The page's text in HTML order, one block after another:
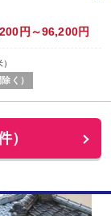
円～96,200円
く）
）